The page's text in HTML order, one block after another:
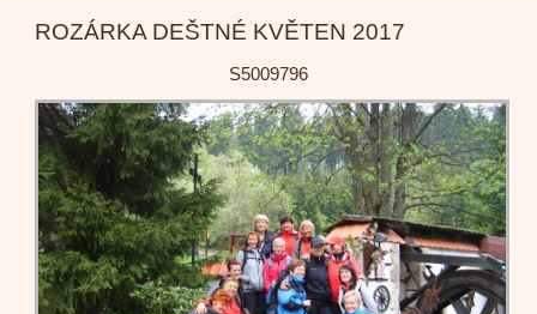
ROZÁRKA DEŠTNÉ KVĚTEN 2017
S5009796